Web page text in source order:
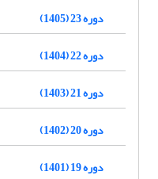
دوره 23 (1405)
دوره 22 (1404)
دوره 21 (1403)
دوره 20 (1402)
دوره 19 (1401)